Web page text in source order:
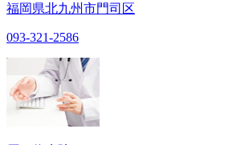
福岡県北九州市門司区
093-321-2586